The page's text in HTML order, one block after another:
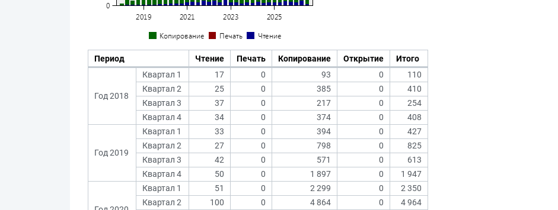
Период Чтение Печать Копирование Открытие Итого
Год 2018
Квартал 1 17 0 93 0
110
Квартал 2
25 0 385 0
410
Квартал 3
37 0 217 0
254
Квартал 4
34 0 374 0 408
Год 2019
Квартал 1 33 0 394 0
427
Квартал 2
27 0 798 0
825
Квартал 3
42 0 571 0
613
Квартал 4
50 0 1 897 0 1 947
Квартал 1 51 0 2 299 0
2 350
Квартал 2
100 0 4 864 0
4 964